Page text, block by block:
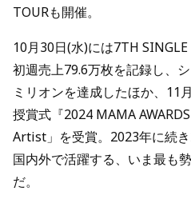
TOURも開催。
10月30日(水)には7TH
初週売上79.6万枚を記録し、
ミリオンを達成したほか、11
授賞式『2024 MAMA
Artist」を受賞。2023年に続き
国内外で活躍する、いま最も
だ。